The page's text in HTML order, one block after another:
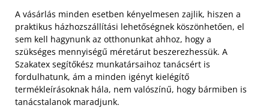
A vásárlás minden esetben kényelmesen zajlik, hiszen a
praktikus házhozszállítási lehetőségnek köszönhetően, el
sem kell hagynunk az otthonunkat ahhoz, hogy a
szükséges mennyiségű méretárut beszerezhessük. A
Szakatex segítőkész munkatársaihoz tanácsért is
fordulhatunk, ám a minden igényt kielégítő
termékleírásoknak hála, nem valószínű, hogy bármiben is
tanácstalanok maradjunk.